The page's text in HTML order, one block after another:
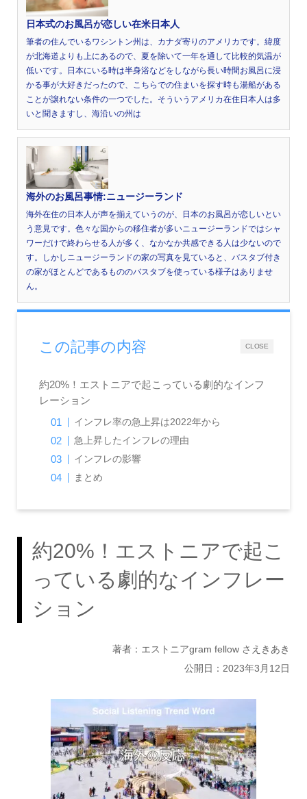
日本式のお風呂が恋しい在米日本人
筆者の住んでいるワシントン州は、カナダ寄りのアメリカです。緯度
が北海道よりも上にあるので、夏を除いて一年を通して比較的気温が
低いです。日本にいる時は半身浴などをしながら長い時間お風呂に浸
かる事が大好きだったので、こちらでの住まいを探す時も湯船がある
ことが譲れない条件の一つでした。そういうアメリカ在住日本人は多
いと聞きますし、海沿いの州は
海外のお風呂事情:ニュージーランド
海外在住の日本人が声を揃えていうのが、日本のお風呂が恋しいとい
う意見です。色々な国からの移住者が多いニュージーランドではシャ
ワーだけで終わらせる人が多く、なかなか共感できる人は少ないので
す。しかしニュージーランドの家の写真を見ていると、バスタブ付き
の家がほとんどであるもののバスタブを使っている様子はありませ
ん。
CLOSE
この記事の内容
約20%！エストニアで起こっている劇的なインフ
レーション
インフレ率の急上昇は2022年から
急上昇したインフレの理由
インフレの影響
まとめ
約20%！エストニアで起こ
っている劇的なインフレー
ション
著者：エストニアgram fellow さえきあき
公開日：2023年3月12日